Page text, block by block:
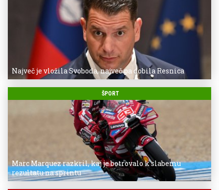
Največ je vložila Svoboda, največ pa dobila Resnica
ŠPORT
Marc Marquez razkril, kaj je botrovalo k slabemu
rezultatu na sprintu